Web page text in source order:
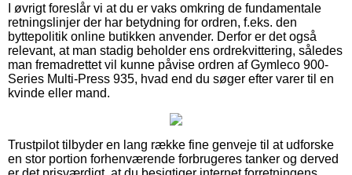
I øvrigt foreslår vi at du er vaks omkring de fundamentale
retningslinjer der har betydning for ordren, f.eks. den
byttepolitik online butikken anvender. Derfor er det også
relevant, at man stadig beholder ens ordrekvittering, således
man fremadrettet vil kunne påvise ordren af Gymleco 900-
Series Multi-Press 935, hvad end du søger efter varer til en
kvinde eller mand.
Trustpilot tilbyder en lang række fine genveje til at udforske
en stor portion forhenværende forbrugeres tanker og derved